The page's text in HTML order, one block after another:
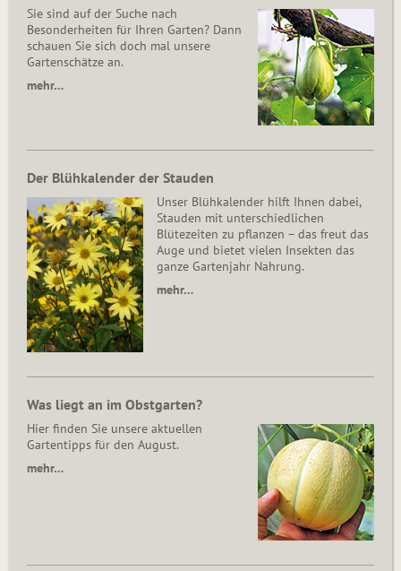
Sie sind auf der Suche nach
Besonderheiten für Ihren Garten? Dann
schauen Sie sich doch mal unsere
Gartenschätze an.
mehr…
Der Blühkalender der Stauden
Unser Blühkalender hilft Ihnen dabei,
Stauden mit unterschiedlichen
Blütezeiten zu pflanzen – das freut das
Auge und bietet vielen Insekten das
ganze Gartenjahr Nahrung.
mehr…
Was liegt an im Obstgarten?
Hier finden Sie unsere aktuellen
Gartentipps für den August.
mehr…